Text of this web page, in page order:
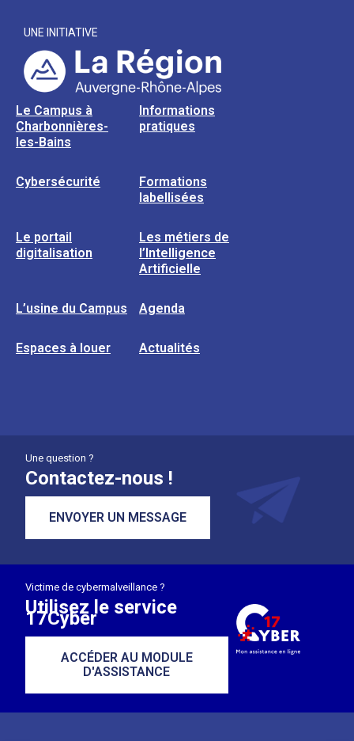
UNE INITIATIVE
Le Campus à
Charbonnières-
les-Bains
Informations
pratiques
Cybersécurité
Formations
labellisées
Le portail
digitalisation
Les métiers de
l’Intelligence
Artificielle
L’usine du Campus Agenda
Espaces à louer Actualités
Une question ?
Contactez-nous !
ENVOYER UN MESSAGE
Victime de cybermalveillance ?
Utilisez le service
17Cyber
ACCÉDER AU MODULE
D'ASSISTANCE